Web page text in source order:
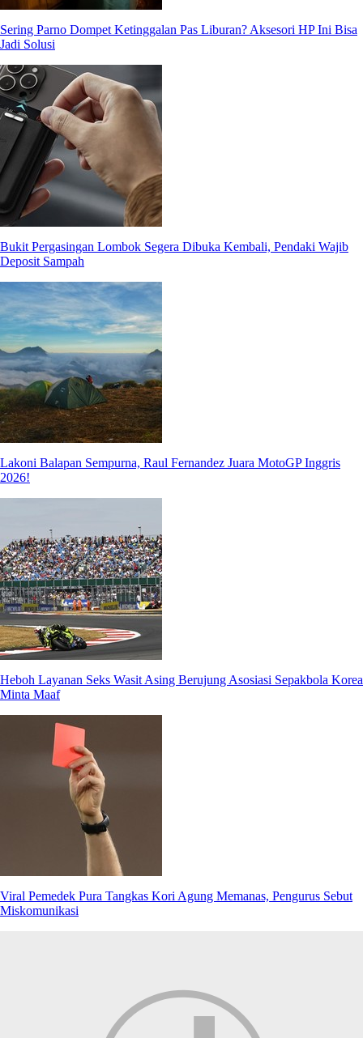
Sering Parno Dompet Ketinggalan Pas Liburan? Aksesori HP Ini Bisa
Jadi Solusi
Bukit Pergasingan Lombok Segera Dibuka Kembali, Pendaki Wajib
Deposit Sampah
Lakoni Balapan Sempurna, Raul Fernandez Juara MotoGP Inggris
2026!
Heboh Layanan Seks Wasit Asing Berujung Asosiasi Sepakbola Korea
Minta Maaf
Viral Pemedek Pura Tangkas Kori Agung Memanas, Pengurus Sebut
Miskomunikasi